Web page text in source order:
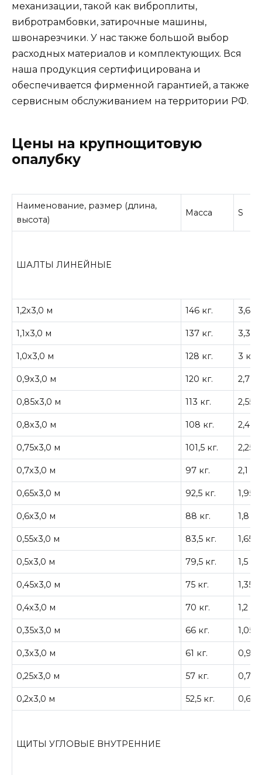
механизации, такой как виброплиты,
вибротрамбовки, затирочные машины,
швонарезчики. У нас также большой выбор
расходных материалов и комплектующих. Вся
наша продукция сертифицирована и
обеспечивается фирменной гарантией, а также
сервисным обслуживанием на территории РФ.
Цены на крупнощитовую
опалубку
Наименование, размер (длина,
высота)
Масса S
ШАЛТЫ ЛИНЕЙНЫЕ
1,2х3,0 м 146 кг. 3,6
1,1х3,0 м 137 кг. 3,3
1,0х3,0 м 128 кг. 3
0,9х3,0 м 120 кг. 2,7
0,85х3,0 м 113 кг. 2,55
0,8х3,0 м 108 кг. 2,4
0,75х3,0 м 101,5 кг. 2,25
0,7х3,0 м 97 кг. 2,1
0,65х3,0 м 92,5 кг. 1,95
0,6х3,0 м 88 кг. 1,8
0,55х3,0 м 83,5 кг. 1,65
0,5х3,0 м 79,5 кг. 1,5
0,45х3,0 м 75 кг. 1,35
0,4х3,0 м 70 кг. 1,2
0,35х3,0 м 66 кг. 1,05
0,3х3,0 м 61 кг. 0,9
0,25х3,0 м 57 кг. 0,75
0,2х3,0 м 52,5 кг. 0,6
ЩИТЫ УГЛОВЫЕ ВНУТРЕННИЕ